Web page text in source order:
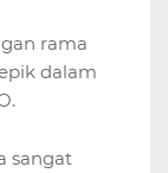
rama
dalam
sangat